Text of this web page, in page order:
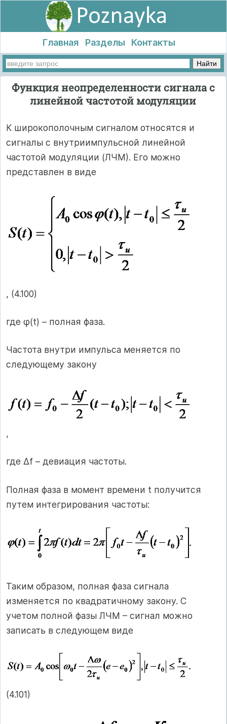
Главная Разделы Контакты
Функция неопределенности сигнала с
линейной частотой модуляции
К широкополочным сигналом относятся и
сигналы с внутриимпульсной линейной
частотой модуляции (ЛЧМ). Его можно
представлен в виде
, (4.100)
где φ(t) – полная фаза.
Частота внутри импульса меняется по
следующему закону
,
где Δf – девиация частоты.
Полная фаза в момент времени t получится
путем интегрирования частоты:
Таким образом, полная фаза сигнала
изменяется по квадратичному закону. С
учетом полной фазы ЛЧМ – сигнал можно
записать в следующем виде
(4.101)